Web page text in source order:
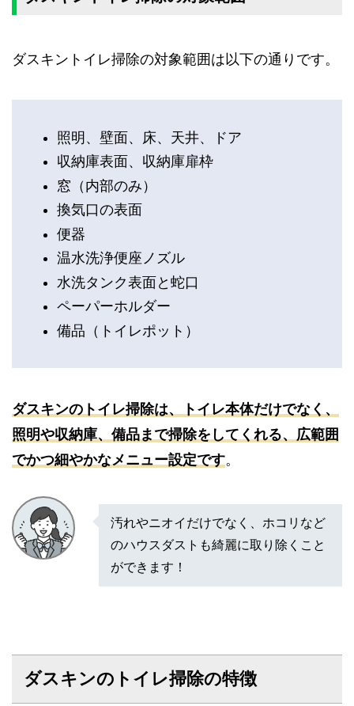
ダスキントイレ掃除の対象範囲は以下の通りです。
照明、壁面、床、天井、ドア
収納庫表面、収納庫扉枠
窓（内部のみ）
換気口の表面
便器
温水洗浄便座ノズル
水洗タンク表面と蛇口
ペーパーホルダー
備品（トイレポット）
ダスキンのトイレ掃除は、トイレ本体だけでなく、
照明や収納庫、備品まで掃除をしてくれる、広範囲
でかつ細やかなメニュー設定です。
汚れやニオイだけでなく、ホコリなど
のハウスダストも綺麗に取り除くこと
ができます！
ダスキンのトイレ掃除の特徴